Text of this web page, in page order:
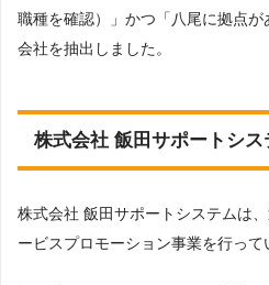
職種を確認）」かつ「八尾に拠点
会社を抽出しました。
株式会社 飯田サポートシス
株式会社 飯田サポートシステムは
ービスプロモーション事業を行って